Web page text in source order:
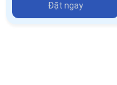
Đặt ngay